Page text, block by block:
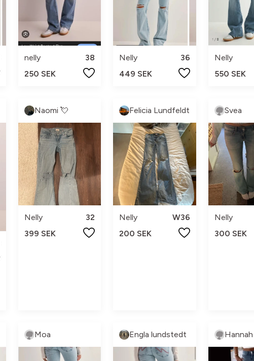
nelly
38
250 SEK
Nelly
36
449 SEK
Nelly
550 SEK
Naomi 💘
Nelly
32
399 SEK
Felicia Lundfeldt
Nelly
W36
200 SEK
Svea
Nelly
300 SEK
Moa Engla lundstedt Hannah